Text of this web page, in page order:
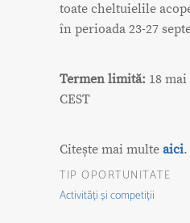
toate cheltuielile
în perioada 23-27
Termen limită: 18 mai
CEST
Citește mai multe aici.
TIP OPORTUNITATE
Activități și competiții